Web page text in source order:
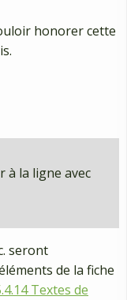
honorer cette
à la ligne avec
seront
de la fiche
Textes de